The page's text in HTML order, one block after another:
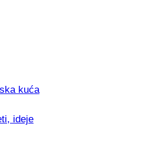
Thermostar
kuća
ideje